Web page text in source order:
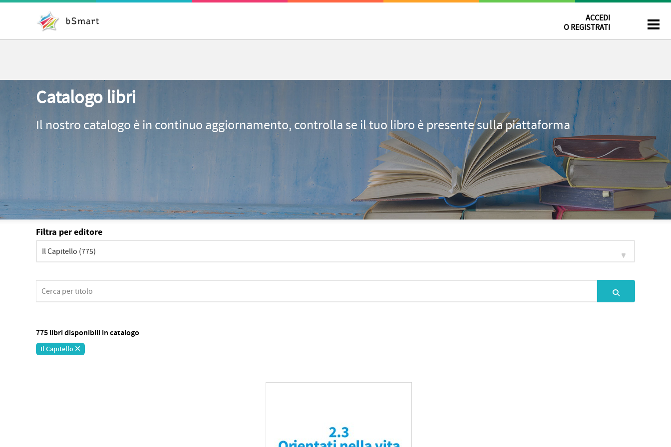
ACCEDI
O REGISTRATI
Catalogo libri
Il nostro catalogo è in continuo aggiornamento, controlla se il tuo libro è presente sulla piattaforma
Filtra per editore
775 libri disponibili in catalogo
Il Capitello